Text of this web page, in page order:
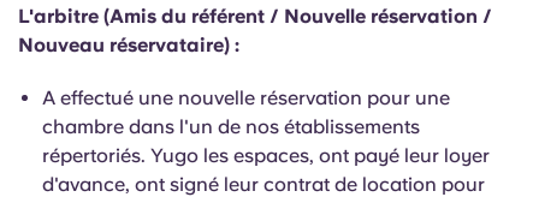
Portuguese
L'arbitre (Amis du référent / Nouvelle réservation /
Nouveau réservataire) :
A effectué une nouvelle réservation pour une
chambre dans l'un de nos établissements
répertoriés. Yugo les espaces, ont payé leur loyer
d'avance, ont signé leur contrat de location pour